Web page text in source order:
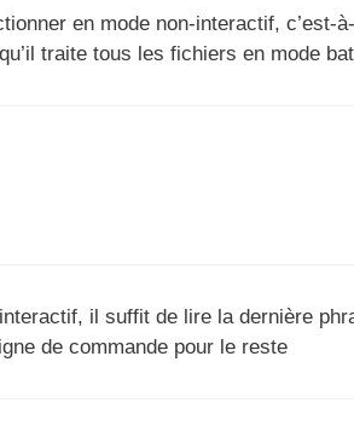
en mode non-interactif, c’est-
traite tous les fichiers en mode
il suffit de lire la dernière
de commande pour le reste